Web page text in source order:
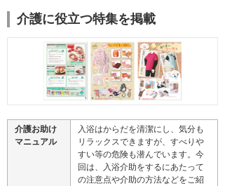
介護に役立つ特集を掲載
介護お助け
マニュアル
入浴はからだを清潔にし、気分も
リラックスできますが、すべりや
すい等の危険も潜んでいます。今
回は、入浴介助をするにあたって
の注意点や介助の方法などをご紹